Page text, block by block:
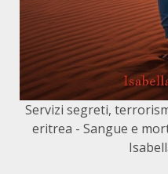
Servizi segreti,
eritrea - Sangue e